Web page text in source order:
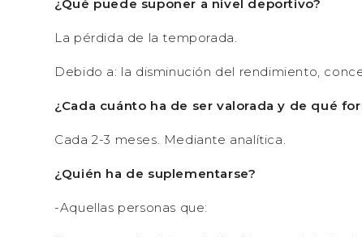
¿Qué puede suponer a nivel deportivo?
La pérdida de la temporada.
Debido a: la disminución del rendimiento,
¿Cada cuánto ha de ser valorada y de qué
Cada 2-3 meses. Mediante analítica.
¿Quién ha de suplementarse?
-Aquellas personas que: